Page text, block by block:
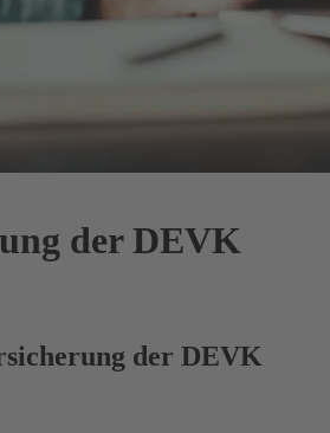
der DEVK
der DEVK